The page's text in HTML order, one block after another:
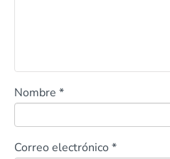
Nombre *
Correo electrónico *